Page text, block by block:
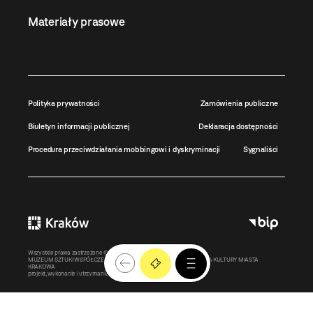
Materiały prasowe
Polityka prywatności Zamówienia publiczne
Biuletyn informacji publicznej Deklaracja dostępności
Procedura przeciwdziałania mobbingowi i dyskryminacji Sygnaliści
Wszystkie prawa zastrzeżone ©MOCAK
2011-2026
MUZEUM SZTUKI WSPÓŁCZESNEJ W KRAKOWIE MOCAK – INSTYTUCJA KULTURY MIASTA
KRAKOWA
projekt, wykonanie i utrzymanie:
Bonjour.pl